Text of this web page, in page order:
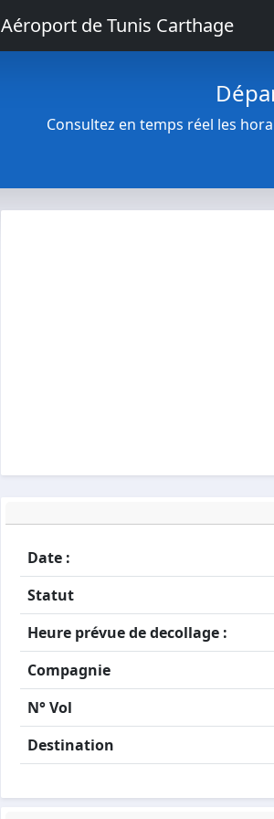
Aéroport de Tunis Carthage
Consultez en temps réel les
Date :
Statut
Heure prévue de decollage :
Compagnie
N° Vol
Destination